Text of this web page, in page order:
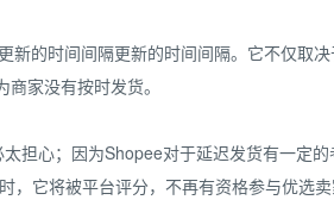
的时间间隔更新的时间间隔。它不仅取
家没有按时发货。
担心；因为Shopee对于延迟发货有一定
它将被平台评分，不再有资格参与优选卖